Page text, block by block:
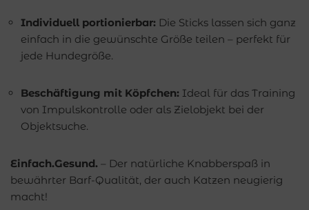
Individuell portionierbar: Die Sticks lassen sich ganz
einfach in die gewünschte Größe teilen – perfekt für
jede Hundegröße.
Beschäftigung mit Köpfchen: Ideal für das Training
von Impulskontrolle oder als Zielobjekt bei der
Objektsuche.
Einfach.Gesund. – Der natürliche Knabberspaß in
bewährter Barf-Qualität, der auch Katzen neugierig
macht!